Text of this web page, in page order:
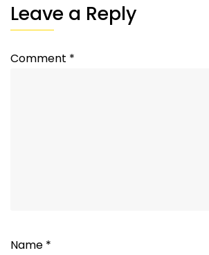
Leave a Reply
Comment *
Name *